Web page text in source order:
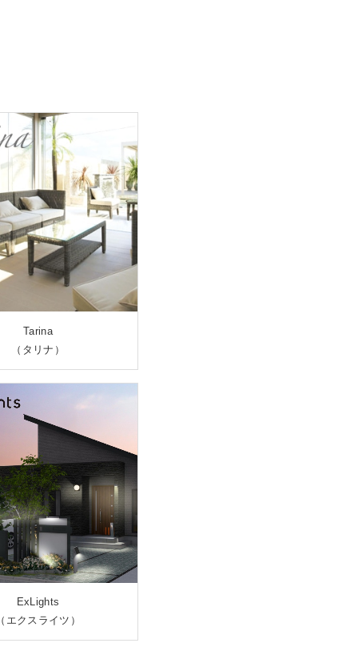
Tarina
（タリナ）
ExLights
（エクスライツ）